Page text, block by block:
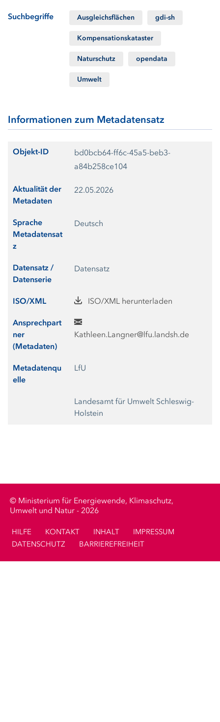
Suchbegriffe Ausgleichsflächen gdi-sh
Kompensationskataster
Naturschutz opendata
Umwelt
Informationen zum Metadatensatz
Objekt-ID
bd0bcb64-ff6c-45a5-beb3-
a84b258ce104
Aktualität der
Metadaten
22.05.2026
Sprache
Metadatensat
z
Deutsch
Datensatz /
Datenserie
Datensatz
ISO/XML ISO/XML herunterladen
Ansprechpart
ner
(Metadaten)
Kathleen.Langner@lfu.landsh.de
Metadatenqu
elle
LfU
Landesamt für Umwelt Schleswig-
Holstein
Ministerium für Energiewende, Klimaschutz,
Umwelt und Natur - 2026
HILFE KONTAKT INHALT
IMPRESSUM
DATENSCHUTZ
BARRIEREFREIHEIT